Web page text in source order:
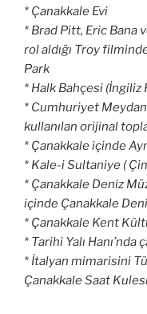
* Çanakkale Evi
* Brad Pitt, Eric Bana
rol aldığı Troy
Park
* Halk Bahçesi (İngiliz
* Cumhuriyet
kullanılan orijinal
* Çanakkaleiçinde
* Kale-i Sultaniye (
* Çanakkale Deniz
içinde Çanakkale
* Çanakkale Kent
* Tarihi Yalı Hanı’nda
* İtalyan mimarisini
Çanakkale Saat